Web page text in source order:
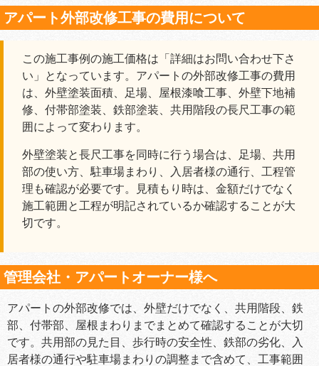
アパート外部改修工事の費用について
この施工事例の施工価格は「詳細はお問い合わせ下さ
い」となっています。アパートの外部改修工事の費用
は、外壁塗装面積、足場、屋根漆喰工事、外壁下地補
修、付帯部塗装、鉄部塗装、共用階段の長尺工事の範
囲によって変わります。
外壁塗装と長尺工事を同時に行う場合は、足場、共用
部の使い方、駐車場まわり、入居者様の通行、工程管
理も確認が必要です。見積もり時は、金額だけでなく
施工範囲と工程が明記されているか確認することが大
切です。
管理会社・アパートオーナー様へ
アパートの外部改修では、外壁だけでなく、共用階段、鉄
部、付帯部、屋根まわりまでまとめて確認することが大切
です。共用部の見た目、歩行時の安全性、鉄部の劣化、入
居者様の通行や駐車場まわりの調整まで含めて、工事範囲